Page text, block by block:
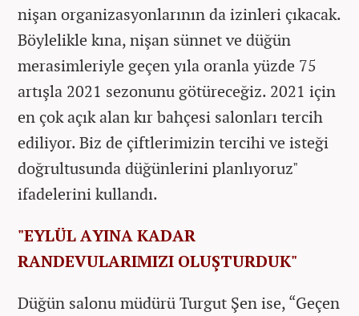
nişan organizasyonlarının da izinleri çıkacak.
Böylelikle kına, nişan sünnet ve düğün
merasimleriyle geçen yıla oranla yüzde 75
artışla 2021 sezonunu götüreceğiz. 2021 için
en çok açık alan kır bahçesi salonları tercih
ediliyor. Biz de çiftlerimizin tercihi ve isteği
doğrultusunda düğünlerini planlıyoruz"
ifadelerini kullandı.
"EYLÜL AYINA KADAR
RANDEVULARIMIZI OLUŞTURDUK"
Düğün salonu müdürü Turgut Şen ise, “Geçen